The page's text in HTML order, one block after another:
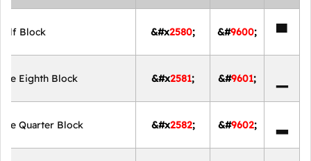
▀
&#9600;
&#x2580;
Block
&#9601;
&#x2581;
Eighth Block
▂
&#9602;
&#x2582;
Quarter Block